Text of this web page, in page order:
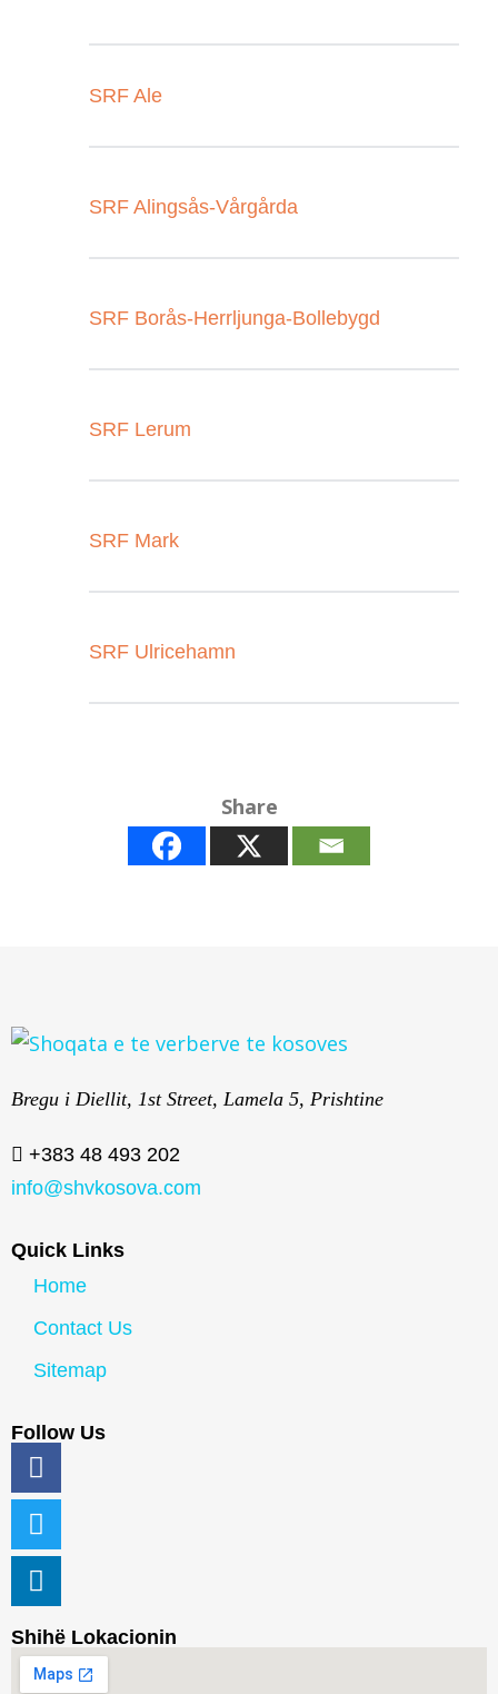
SRF Ale
SRF Alingsås-Vårgårda
SRF Borås-Herrljunga-Bollebygd
SRF Lerum
SRF Mark
SRF Ulricehamn
Share
Bregu i Diellit, 1st Street, Lamela 5, Prishtine
+383 48 493 202
info@shvkosova.com
Quick Links
Home
Contact Us
Sitemap
Follow Us
Shihë Lokacionin